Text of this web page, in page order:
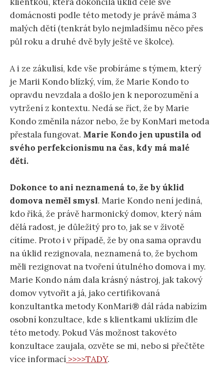
klientkou, která dokončila úklid celé své
domácnosti podle této metody je právě máma 3
malých dětí (tenkrát bylo nejmladšímu něco přes
půl roku a druhé dvě byly ještě ve školce).
A i ze zákulisí, kde vše probíráme s týmem, který
je Marii Kondo blízký, vím, že Marie Kondo to
opravdu nevzdala a došlo jen k neporozumění a
vytržení z kontextu. Nedá se říct, že by Marie
Kondo změnila názor nebo, že by KonMari metoda
přestala fungovat. Marie Kondo jen upustila od
svého perfekcionismu na čas, kdy má malé
děti.
Dokonce to ani neznamená to, že by úklid
domova neměl smysl. Marie Kondo není jediná,
kdo říká, že právě harmonický domov, který nám
dělá radost, je důležitý pro to, jak se v životě
cítíme. Proto i v případě, že by ona sama opravdu
na úklid rezignovala, neznamená to, že bychom
měli rezignovat na tvoření útulného domova i my.
Marie Kondo nám dala krásný nástroj, jak takový
domov vytvořit a já, jako certifikovaná
konzultantka metody KonMari® dál ráda nabízím
osobní konzultace, kde s klientkami uklízím dle
této metody. Pokud Vás možnost takovéto
konzultace zaujala, ozvěte se mi, nebo si přečtěte
více informací >>>>TADY.